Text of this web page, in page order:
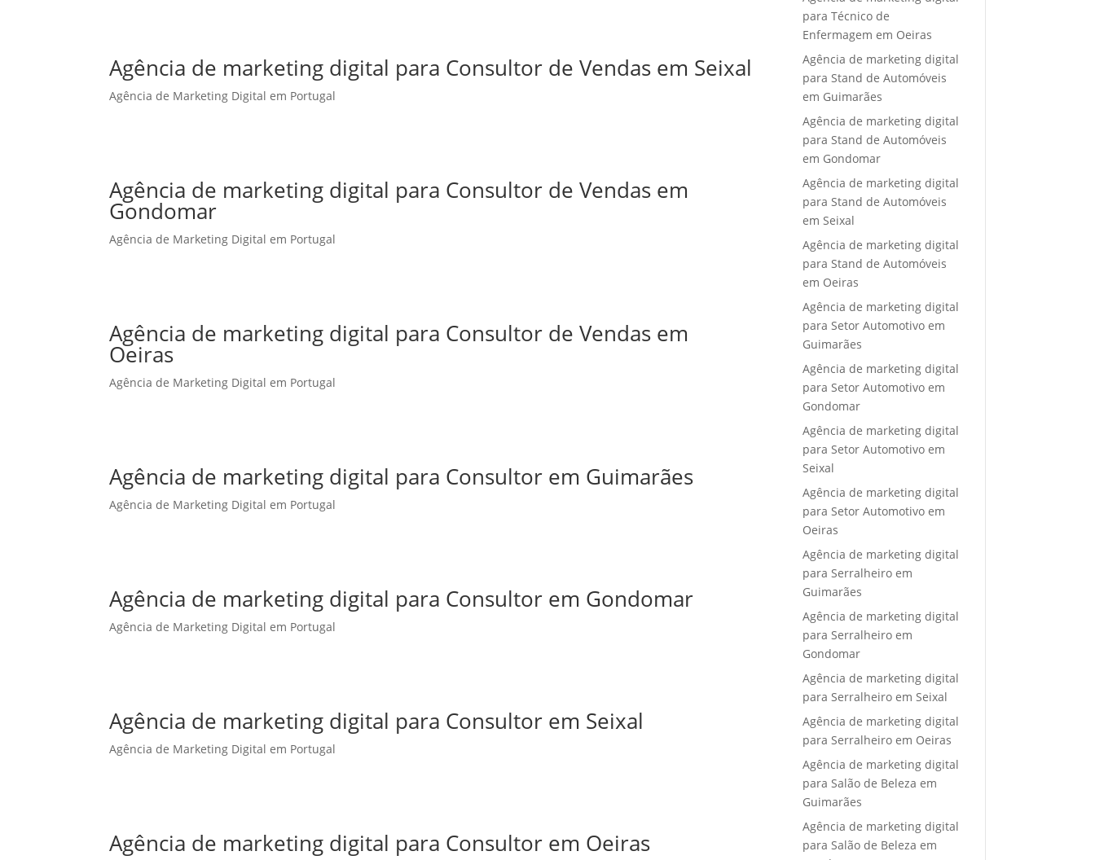
Agência de marketing digital para Consultor de Vendas em Seixal
Agência de Marketing Digital em Portugal
Agência de marketing digital para Consultor de Vendas em
Gondomar
Agência de Marketing Digital em Portugal
Agência de marketing digital para Consultor de Vendas em
Oeiras
Agência de Marketing Digital em Portugal
Agência de marketing digital para Consultor em Guimarães
Agência de Marketing Digital em Portugal
Agência de marketing digital para Consultor em Gondomar
Agência de Marketing Digital em Portugal
Agência de marketing digital para Consultor em Seixal
Agência de Marketing Digital em Portugal
Agência de marketing digital para Consultor em Oeiras
para Técnico de
Enfermagem em Oeiras
Agência de marketing digital
para Stand de Automóveis
em Guimarães
Agência de marketing digital
para Stand de Automóveis
em Gondomar
Agência de marketing digital
para Stand de Automóveis
em Seixal
Agência de marketing digital
para Stand de Automóveis
em Oeiras
Agência de marketing digital
para Setor Automotivo em
Guimarães
Agência de marketing digital
para Setor Automotivo em
Gondomar
Agência de marketing digital
para Setor Automotivo em
Seixal
Agência de marketing digital
para Setor Automotivo em
Oeiras
Agência de marketing digital
para Serralheiro em
Guimarães
Agência de marketing digital
para Serralheiro em
Gondomar
Agência de marketing digital
para Serralheiro em Seixal
Agência de marketing digital
para Serralheiro em Oeiras
Agência de marketing digital
para Salão de Beleza em
Guimarães
Agência de marketing digital
para Salão de Beleza em